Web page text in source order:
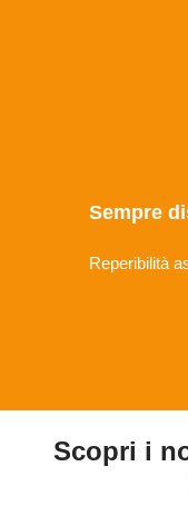
Sempre
Reperibilità
Scopri i